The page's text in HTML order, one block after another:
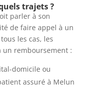
trajets ?
parler à son
de faire appel à un
les cas, les
un remboursement :
domicile ou
assuré à Melun